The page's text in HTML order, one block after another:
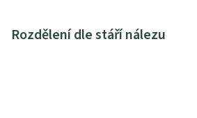
Rozdělení dle stáří nálezu